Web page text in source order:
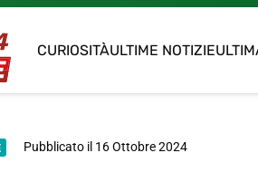
CURIOSITÀULTIME NOTIZIE
Pubblicato il 16 Ottobre 2024